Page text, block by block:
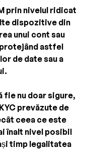
prin nivelul ridicat
dispozitive din
unui cont sau
astfel
de date sau a
fie nu doar sigure,
prevăzute de
ceea ce este
înalt nivel posibil
timp legalitatea